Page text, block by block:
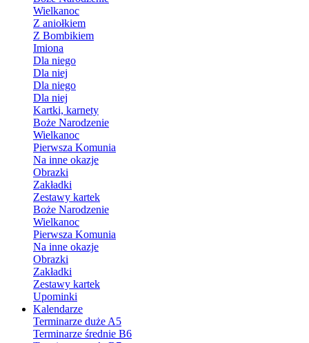
Wielkanoc
Z aniołkiem
Z Bombikiem
Imiona
Dla niego
Dla niej
Dla niego
Dla niej
Kartki, karnety
Boże Narodzenie
Wielkanoc
Pierwsza Komunia
Na inne okazje
Obrazki
Zakładki
Zestawy kartek
Boże Narodzenie
Wielkanoc
Pierwsza Komunia
Na inne okazje
Obrazki
Zakładki
Zestawy kartek
Upominki
Kalendarze
Terminarze duże A5
Terminarze średnie B6